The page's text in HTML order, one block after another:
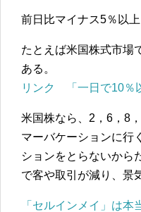
前日比マイナス5％以
たとえば米国株式市場
ある。
リンク 「一日で10％
米国株なら、2，6，8
マーバケーションに行
ションをとらないから
で客や取引が減り、景
「セルインメイ」は